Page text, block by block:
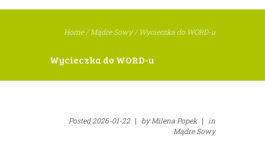
Home/Mądre Sowy/ Wycieczka do WORD-u
Wycieczka do WORD-u
Posted2026-01-22 | byMilena Popek | in
Mądre Sowy